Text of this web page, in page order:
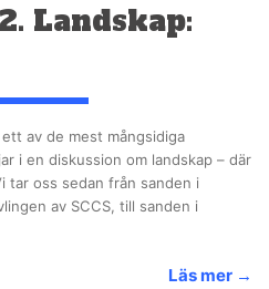
Landskap:
av de mest mångsidiga
i en diskussion om landskap – där
tar oss sedan från sanden i
av SCCS, till sanden i
Läs mer →